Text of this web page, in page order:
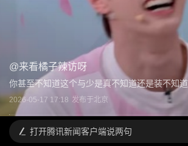
@来看橘子辣访呀
你甚至不知道这个与少是真不知道还是装不知道
2026-05-17 17:18 发布于北京
打开腾讯新闻客户端说两句